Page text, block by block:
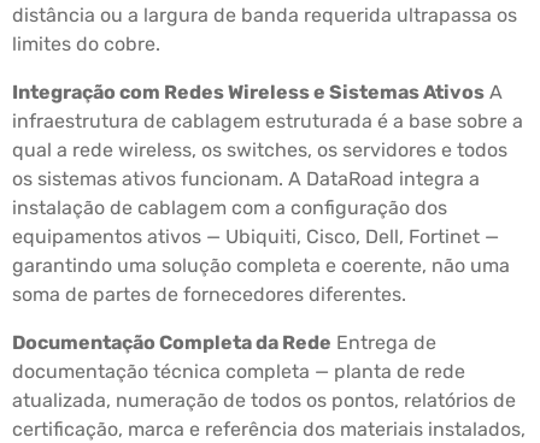
distância ou a largura de banda requerida ultrapassa os
limites do cobre.
Integração com Redes Wireless e Sistemas Ativos A
infraestrutura de cablagem estruturada é a base sobre a
qual a rede wireless, os switches, os servidores e todos
os sistemas ativos funcionam. A DataRoad integra a
instalação de cablagem com a configuração dos
equipamentos ativos — Ubiquiti, Cisco, Dell, Fortinet —
garantindo uma solução completa e coerente, não uma
soma de partes de fornecedores diferentes.
Documentação Completa da Rede Entrega de
documentação técnica completa — planta de rede
atualizada, numeração de todos os pontos, relatórios de
certificação, marca e referência dos materiais instalados,